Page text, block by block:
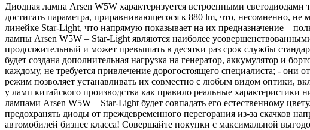
Диодная лампа Arsen W5W характеризуется встроенными
достигать параметра, приравнивающегося к 880 lm, что, несомненно,
линейке Star-Light, что напрямую показывает на их предназначение –
лампы Arsen W5W – Star-Light являются наиболее
продолжительный и может превышать в десятки раз срок службы
будет создана дополнительная нагрузка на генератор, аккумулятор и
каждому, не требуется привлечение дорогостоящего специалиста; -
режим позволяет устанавливать их совместно с любым видом оптики,
у ламп китайского производства как правило реальные
лампами Arsen W5W – Star-Light будет совпадать его естественному
предохранять диоды от преждевременного перегорания из-за скачков
автомобилей бизнес класса! Совершайте покупки с максимальной